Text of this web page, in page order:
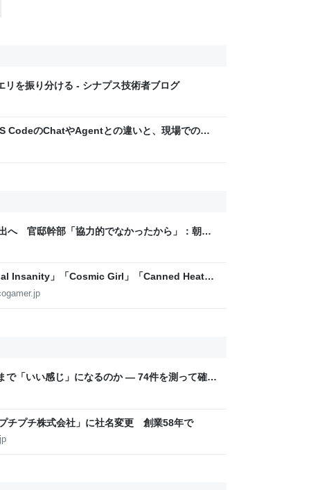
を振り分ける - シナプス技術者ブログ
CodeのChatやAgentとの違いと、現場での使
グ
へ 官邸幹部「協力的でなかったから」：朝日
Insanity」「Cosmic Girl」「Canned Heat」
り公開！「SUMMER SONIC 2026」での9年ぶ
で「いい感じ」になるのか — 74件を測って確か
チプチ株式会社」に社名変更 創業58年で